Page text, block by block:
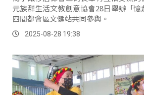
元族群生活文教創意協會28日舉辦「
四間都會區文健站共同參與。
2025-08-28 19:38